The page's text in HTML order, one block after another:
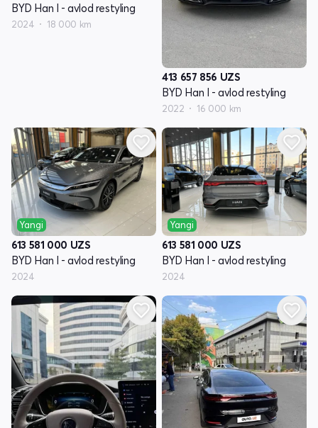
BYD Han I - avlod restyling
2024 18 000 km
413 657 856 UZS
BYD Han I - avlod restyling
2022 16 000 km
Yangi
613 581 000 UZS
BYD Han I - avlod restyling
2024
Yangi
613 581 000 UZS
BYD Han I - avlod restyling
2024